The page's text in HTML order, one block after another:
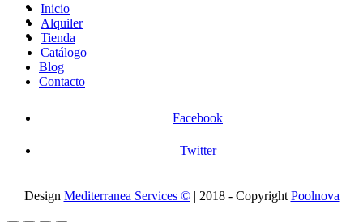
Inicio
Alquiler
Tienda
Catálogo
Blog
Contacto
Facebook
Twitter
Design Mediterranea Services ©| 2018 - Copyright Poolnova